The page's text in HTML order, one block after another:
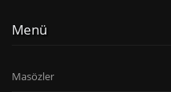
Menü
Masözler